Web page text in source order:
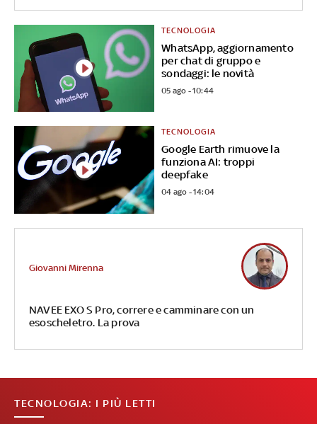
WhatsApp, aggiornamento
per chat di gruppo e
sondaggi: le novità
TECNOLOGIA
05 ago - 10:44
Google Earth rimuove la
funziona AI: troppi
deepfake
TECNOLOGIA
04 ago - 14:04
NAVEE EXO S Pro, correre e camminare con un
esoscheletro. La prova
Giovanni Mirenna
TECNOLOGIA: I PIÙ LETTI